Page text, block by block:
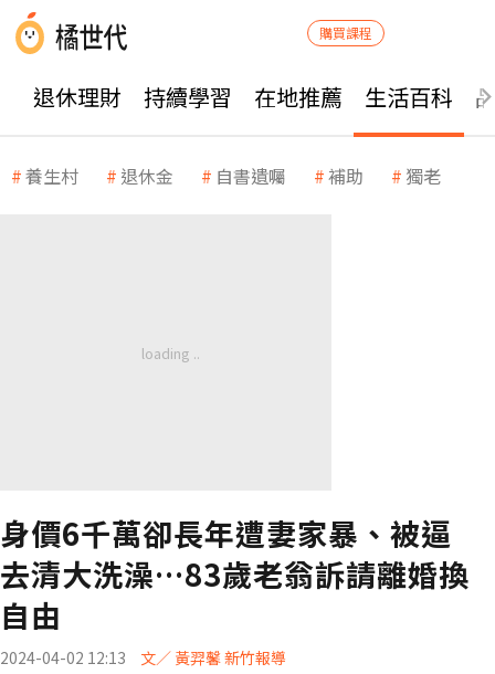
購買課程
退休理財 持續學習 在地推薦 生活百科
養生村 退休金 自書遺囑 補助 獨老
身價6千萬卻長年遭妻家暴、被逼
去清大洗澡…83歲老翁訴請離婚換
自由
2024-04-02 12:13 文／ 黃羿馨 新竹報導